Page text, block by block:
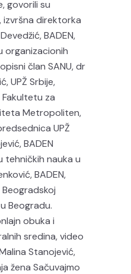
govorili su
izvršna direktorka
BADEN,
organizacionih
član SANU, dr
UPŽ Srbije,
za
Metropoliten,
UPŽ
BADEN
tehničkih nauka u
BADEN,
Beogradu.
obuka i
sredina, video
Stanojević,
žena Sačuvajmo